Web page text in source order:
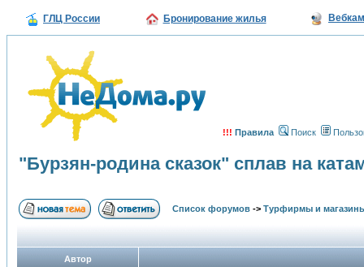
ГЛЦ России Бронирование жилья
!!! Правила Поиск
"Бурзян-родина сказок" сплав на
Список форумов -> Турфирмы и
Автор